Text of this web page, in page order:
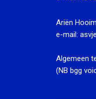
Ariën
e-mail:
Algemeen
(NB bgg